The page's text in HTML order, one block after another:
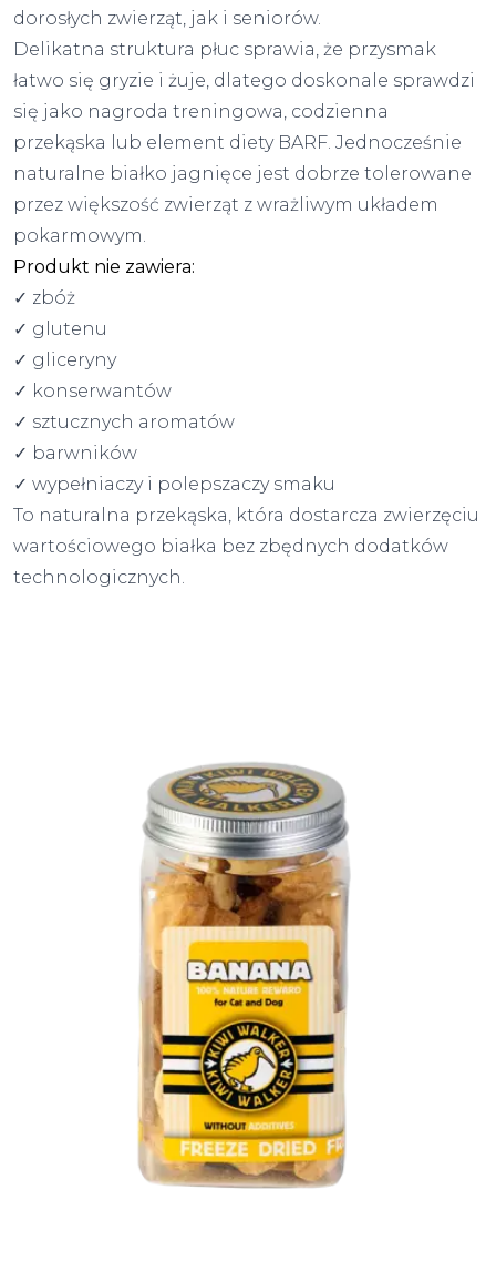
dorosłych zwierząt, jak i seniorów.
Delikatna struktura płuc sprawia, że przysmak
łatwo się gryzie i żuje, dlatego doskonale sprawdzi
się jako nagroda treningowa, codzienna
przekąska lub element diety BARF. Jednocześnie
naturalne białko jagnięce jest dobrze tolerowane
przez większość zwierząt z wrażliwym układem
pokarmowym.
Produkt nie zawiera:
✓ zbóż
✓ glutenu
✓ gliceryny
✓ konserwantów
✓ sztucznych aromatów
✓ barwników
✓ wypełniaczy i polepszaczy smaku
To naturalna przekąska, która dostarcza zwierzęciu
wartościowego białka bez zbędnych dodatków
technologicznych.